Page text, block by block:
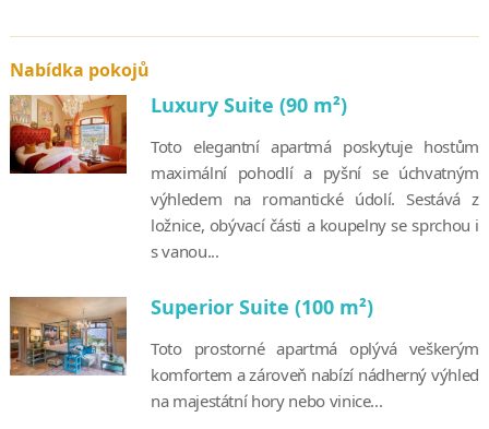
Nabídka pokojů
Luxury Suite (90 m²)
Toto elegantní apartmá poskytuje hostům
maximální pohodlí a pyšní se úchvatným
výhledem na romantické údolí. Sestává z
ložnice, obývací části a koupelny se sprchou i
s vanou...
Superior Suite (100 m²)
Toto prostorné apartmá oplývá veškerým
komfortem a zároveň nabízí nádherný výhled
na majestátní hory nebo vinice...